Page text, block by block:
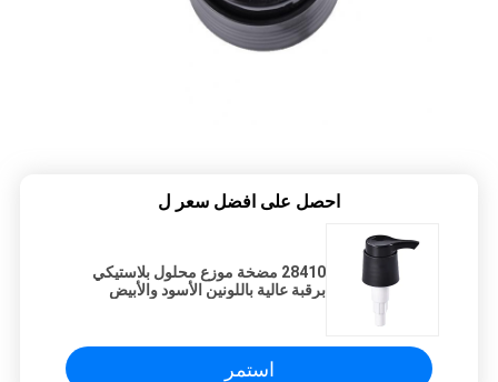
احصل على افضل سعر ل
28410 مضخة موزع محلول بلاستيكي
برقبة عالية باللونين الأسود والأبيض
استمر